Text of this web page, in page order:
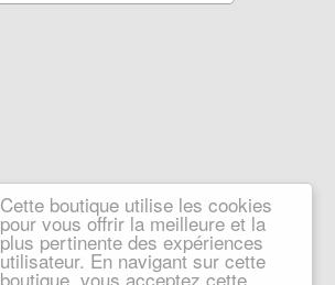
Cette boutique utilise les cookies
pour vous offrir la meilleure et la
plus pertinente des expériences
utilisateur. En navigant sur cette
boutique, vous acceptez cette